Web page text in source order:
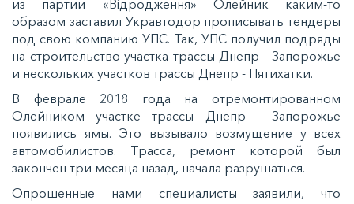
из партии «Відродження» Олейник каким-то
образом заставил Укравтодор прописывать тендеры
под свою компанию УПС. Так, УПС получил подряды
на строительство участка трассы Днепр - Запорожье
и нескольких участков трассы Днепр - Пятихатки.
В феврале 2018 года на отремонтированном
Олейником участке трассы Днепр - Запорожье
появились ямы. Это вызывало возмущение у всех
автомобилистов. Трасса, ремонт которой был
закончен три месяца назад, начала разрушаться.
Опрошенные нами специалисты заявили, что